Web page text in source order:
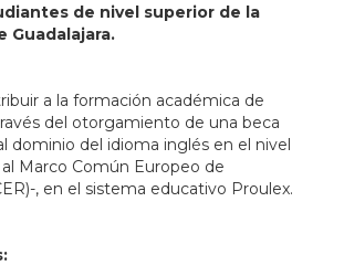
de nivel superior de la
Guadalajara.
a la formación académica de
del otorgamiento de una beca
dominio del idioma inglés en el nivel
Marco Común Europeo de
, en el sistema educativo Proulex.